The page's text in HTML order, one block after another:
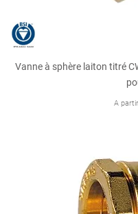
Vanne à sphère laiton titré
A